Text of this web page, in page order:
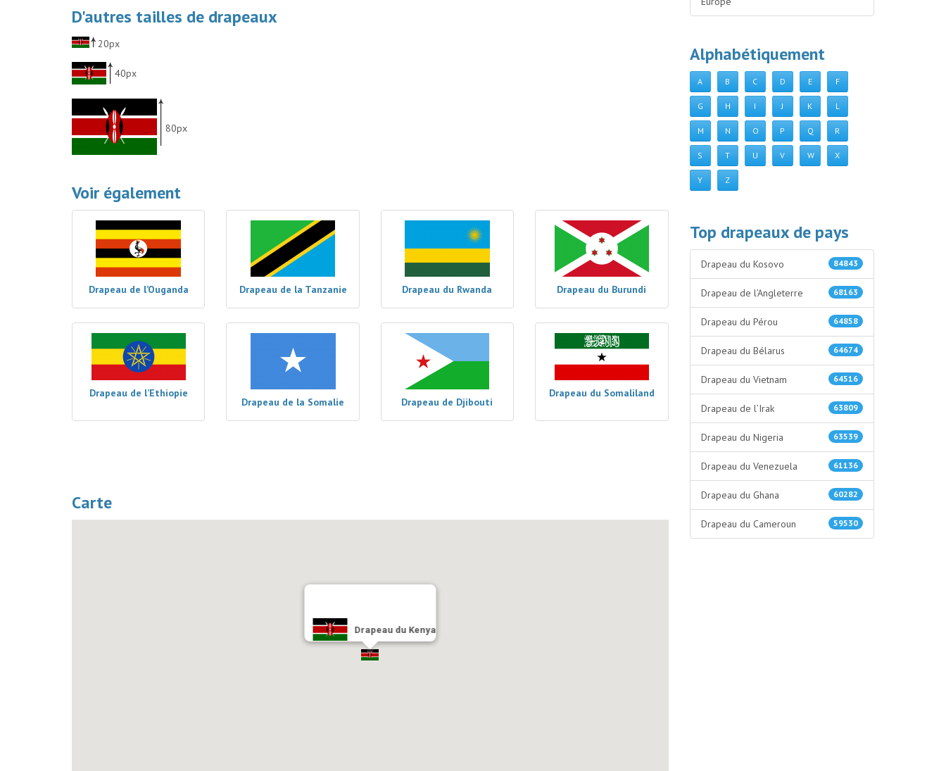
D'autres tailles de drapeaux
20px
40px
80px
Voir également
Drapeau de l’Ouganda Drapeau de la Tanzanie Drapeau du Rwanda Drapeau du Burundi
Drapeau de l’Ethiopie
Drapeau de la Somalie Drapeau de Djibouti
Drapeau du Somaliland
Carte
Drapeau du Kenya
Alphabétiquement
A B C D E F
G H I J K L
M N O P Q R
S T U V W X
Y Z
Top drapeaux de pays
84843
Drapeau du Kosovo
68163
Drapeau de l’Angleterre
64858
Drapeau du Pérou
64674
Drapeau du Bélarus
64516
Drapeau du Vietnam
63809
Drapeau de l’Irak
63539
Drapeau du Nigeria
61136
Drapeau du Venezuela
60282
Drapeau du Ghana
59530
Drapeau du Cameroun